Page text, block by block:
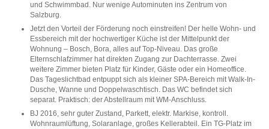
und Schwimmbad. Nur wenige Autominuten ins Zentrum von
Salzburg.
Jetzt den Vorteil der Förderung noch einstreifen! Der helle Wohn- und
Essbereich mit der hochwertiger Küche ist der Mittelpunkt der
Wohnung – Bosch, Bora, alles auf Top-Niveau. Das große
Elternschlafzimmer hat direkten Zugang zur Dachterrasse. Zwei
weitere Zimmer bieten Platz für Kinder, Gäste oder ein Homeoffice.
Das Tageslichtbad entpuppt sich als kleiner SPA-Bereich mit Walk-In-
Dusche, Wanne und Doppelwaschtisch. Das WC befindet sich
separat. Praktisch: der Abstellraum mit WM-Anschluss.
BJ 2016, sehr guter Zustand, Parkett, elektr. Markise, kontroll.
Wohnraumlüftung, Solaranlage, großes Kellerabteil. Ein TG-Platz im